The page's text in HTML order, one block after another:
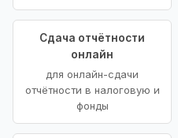
Сдача отчётности
онлайн
для онлайн-сдачи
отчётности в налоговую и
фонды